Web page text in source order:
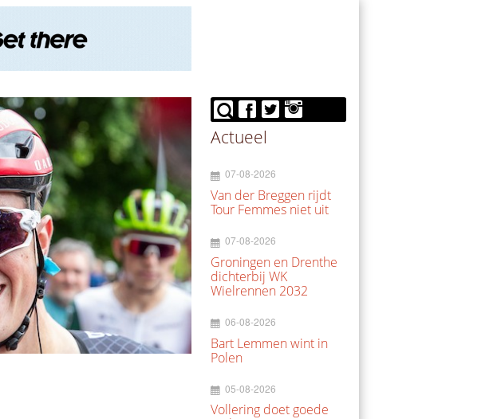
Actueel
07-08-2026
Van der Breggen rijdt
Tour Femmes niet uit
07-08-2026
Groningen en Drenthe
dichterbij WK
Wielrennen 2032
06-08-2026
Bart Lemmen wint in
Polen
05-08-2026
Vollering doet goede